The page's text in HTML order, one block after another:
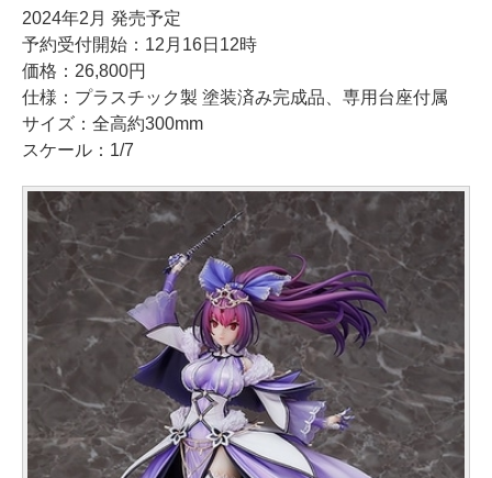
2024年2月 発売予定
予約受付開始：12月16日12時
価格：26,800円
仕様：プラスチック製 塗装済み完成品、専用台座付属
サイズ：全高約300mm
スケール：1/7